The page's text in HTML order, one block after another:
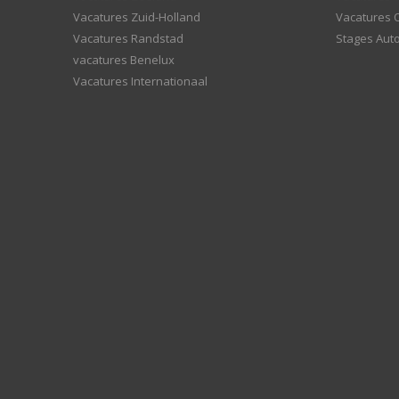
Vacatures Zuid-Holland
Vacatures Randstad
vacatures Benelux
Vacatures Internationaal
Vacatures
Stages